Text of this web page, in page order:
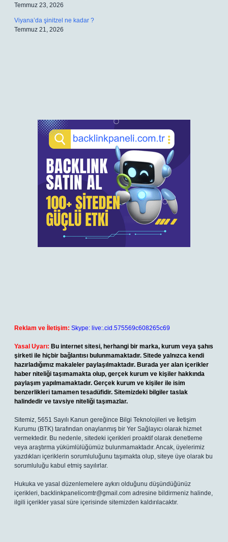
Temmuz 23, 2026
Viyana’da şinitzel ne kadar ?
Temmuz 21, 2026
Reklam ve İletişim: Skype: live:.cid.575569c608265c69
Yasal Uyarı: Bu internet sitesi, herhangi bir marka, kurum veya şahıs
şirketi ile hiçbir bağlantısı bulunmamaktadır. Sitede yalnızca kendi
hazırladığımız makaleler paylaşılmaktadır. Burada yer alan içerikler
haber niteliği taşımamakta olup, gerçek kurum ve kişiler hakkında
paylaşım yapılmamaktadır. Gerçek kurum ve kişiler ile isim
benzerlikleri tamamen tesadüfidir. Sitemizdeki bilgiler taslak
halindedir ve tavsiye niteliği taşımazlar.
Sitemiz, 5651 Sayılı Kanun gereğince Bilgi Teknolojileri ve İletişim
Kurumu (BTK) tarafından onaylanmış bir Yer Sağlayıcı olarak hizmet
vermektedir. Bu nedenle, sitedeki içerikleri proaktif olarak denetleme
veya araştırma yükümlülüğümüz bulunmamaktadır. Ancak, üyelerimiz
yazdıkları içeriklerin sorumluluğunu taşımakta olup, siteye üye olarak bu
sorumluluğu kabul etmiş sayılırlar.
Hukuka ve yasal düzenlemelere aykırı olduğunu düşündüğünüz
içerikleri, backlinkpanelicomtr@gmail.com adresine bildirmeniz halinde,
ilgili içerikler yasal süre içerisinde sitemizden kaldırılacaktır.